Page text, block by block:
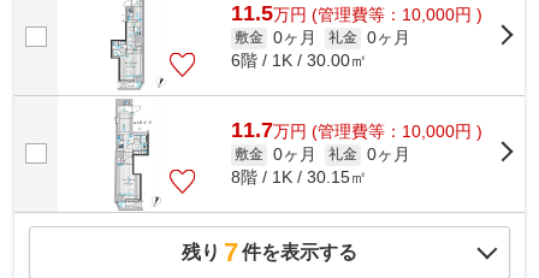
11.5万円 (管理費等：10,000円 )
敷金 0ヶ月 礼金 0ヶ月
6階 / 1K / 30.00㎡
11.7万円 (管理費等：10,000円 )
敷金 0ヶ月 礼金 0ヶ月
8階 / 1K / 30.15㎡
残り 7件を表示する